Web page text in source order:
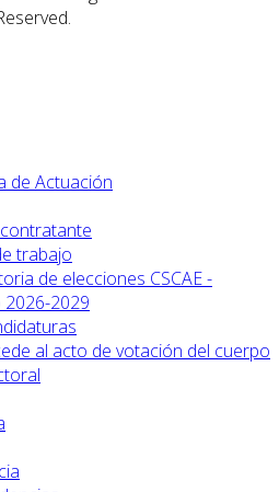
de Actuación
trabajo
de elecciones CSCAE -
2029
al acto de votación del cuerpo